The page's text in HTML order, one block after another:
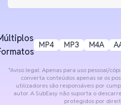
MP4 MP3 M4A
*Aviso legal: Apenas para uso pessoal/
converta conteúdos apenas se os
utilizadores são responsáveis por
autor. A SubEasy não suporta o
protegidos por